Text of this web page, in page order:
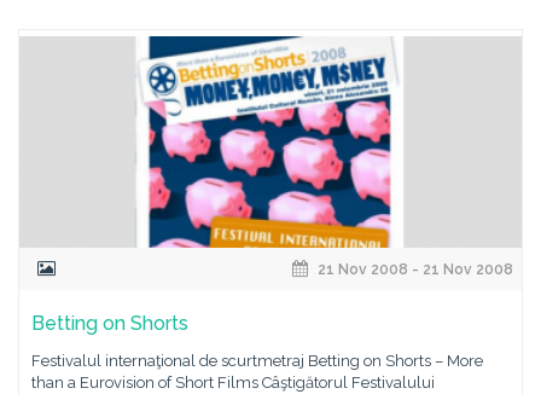
21 Nov 2008 - 21 Nov 2008
Betting on Shorts
Festivalul internaţional de scurtmetraj Betting on Shorts – More
than a Eurovision of Short Films Câştigătorul Festivalului